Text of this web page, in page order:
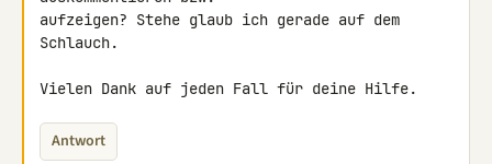
aufzeigen? Stehe glaub ich gerade auf dem
Schlauch.
Vielen Dank auf jeden Fall für deine Hilfe.
Antwort